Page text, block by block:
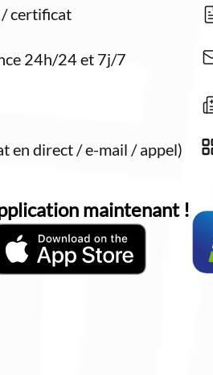
certificat
24h/24 et 7j/7
en direct / e-mail / appel)
maintenant !